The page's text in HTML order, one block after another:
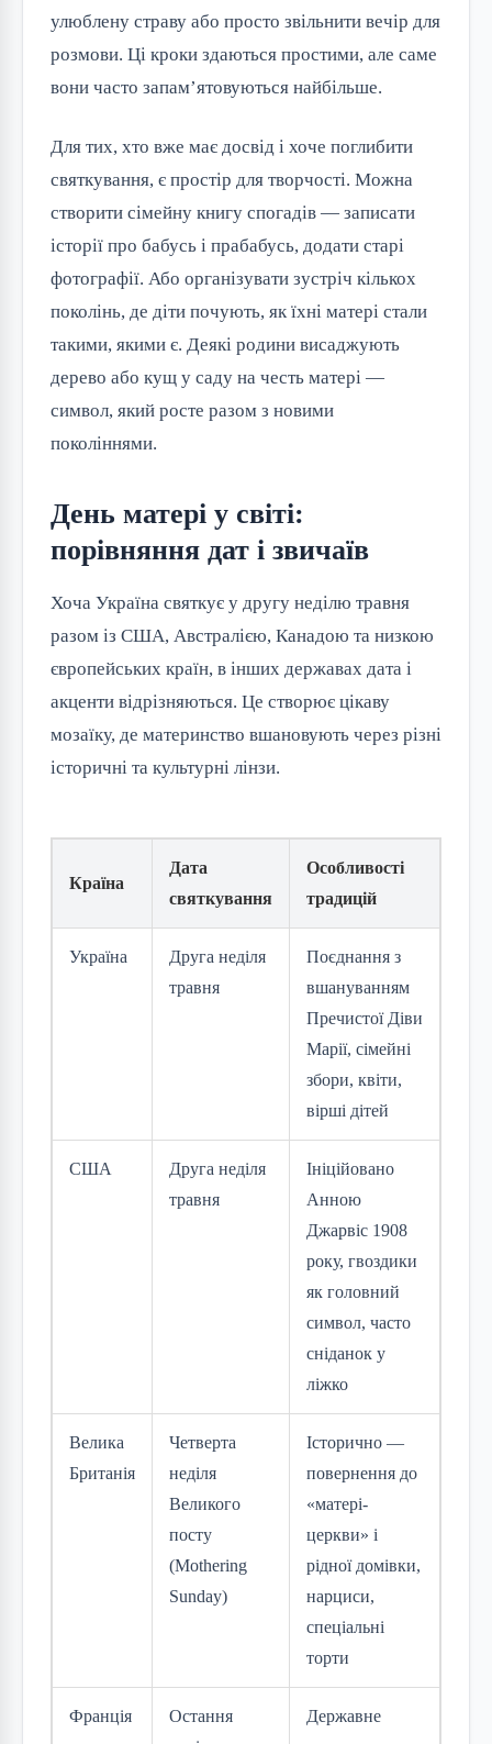
улюблену страву або просто звільнити вечір для
розмови. Ці кроки здаються простими, але саме
вони часто запам’ятовуються найбільше.
Для тих, хто вже має досвід і хоче поглибити
святкування, є простір для творчості. Можна
створити сімейну книгу спогадів — записати
історії про бабусь і прабабусь, додати старі
фотографії. Або організувати зустріч кількох
поколінь, де діти почують, як їхні матері стали
такими, якими є. Деякі родини висаджують
дерево або кущ у саду на честь матері —
символ, який росте разом з новими
поколіннями.
День матері у світі:
порівняння дат і звичаїв
Хоча Україна святкує у другу неділю травня
разом із США, Австралією, Канадою та низкою
європейських країн, в інших державах дата і
акценти відрізняються. Це створює цікаву
мозаїку, де материнство вшановують через різні
історичні та культурні лінзи.
Країна
Дата
святкування
Особливості
традицій
Україна
Друга неділя
травня
Поєднання з
вшануванням
Пречистої Діви
Марії, сімейні
збори, квіти,
вірші дітей
США
Друга неділя
травня
Ініційовано
Анною
Джарвіс 1908
року, гвоздики
як головний
символ, часто
сніданок у
ліжко
Велика
Британія
Четверта
неділя
Великого
посту
(Mothering
Sunday)
Історично —
повернення до
«матері-
церкви» і
рідної домівки,
нарциси,
спеціальні
торти
Франція
Остання
Державне